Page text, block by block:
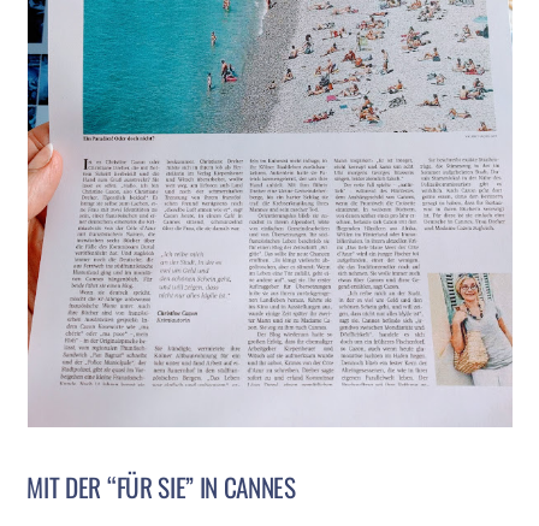
MIT DER “FÜR SIE” IN CANNES